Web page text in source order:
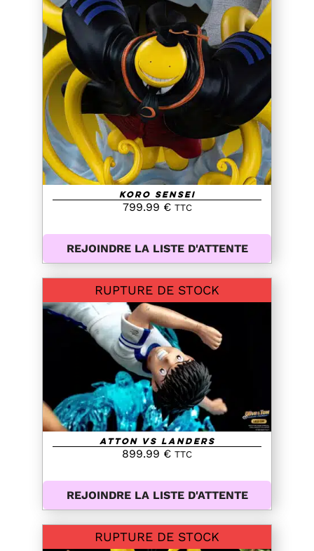
DETAILS
Koro Sensei
799.99 € TTC
REJOINDRE LA LISTE D'ATTENTE
RUPTURE DE STOCK
DETAILS
Atton VS Landers
899.99 € TTC
REJOINDRE LA LISTE D'ATTENTE
RUPTURE DE STOCK